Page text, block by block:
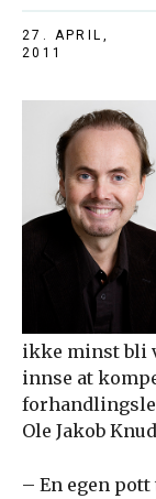
27. APRIL,
2011
ikke minst bli
innse at
Ole Jakob
– En egen